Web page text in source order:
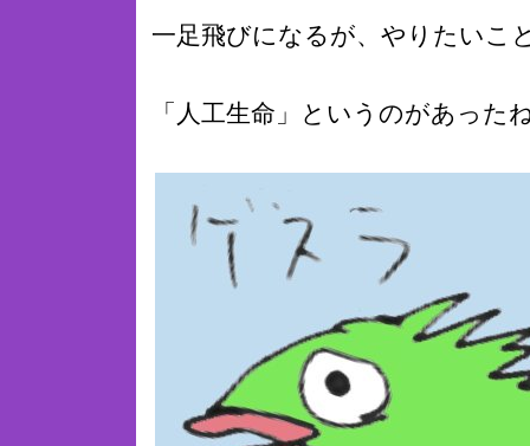
一足飛びになるが、やりたいこ
「人工生命」というのがあった